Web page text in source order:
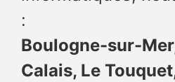
:
Boulogne-sur-
Calais, Le